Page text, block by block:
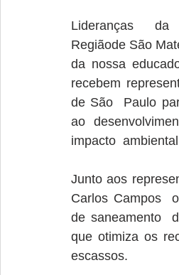
Lideranças
Regiãode São
da nossa
recebem
de São  Paulo
ao
impacto
Junto aos
Carlos Campos
de saneamento
que otimiza os
escassos.